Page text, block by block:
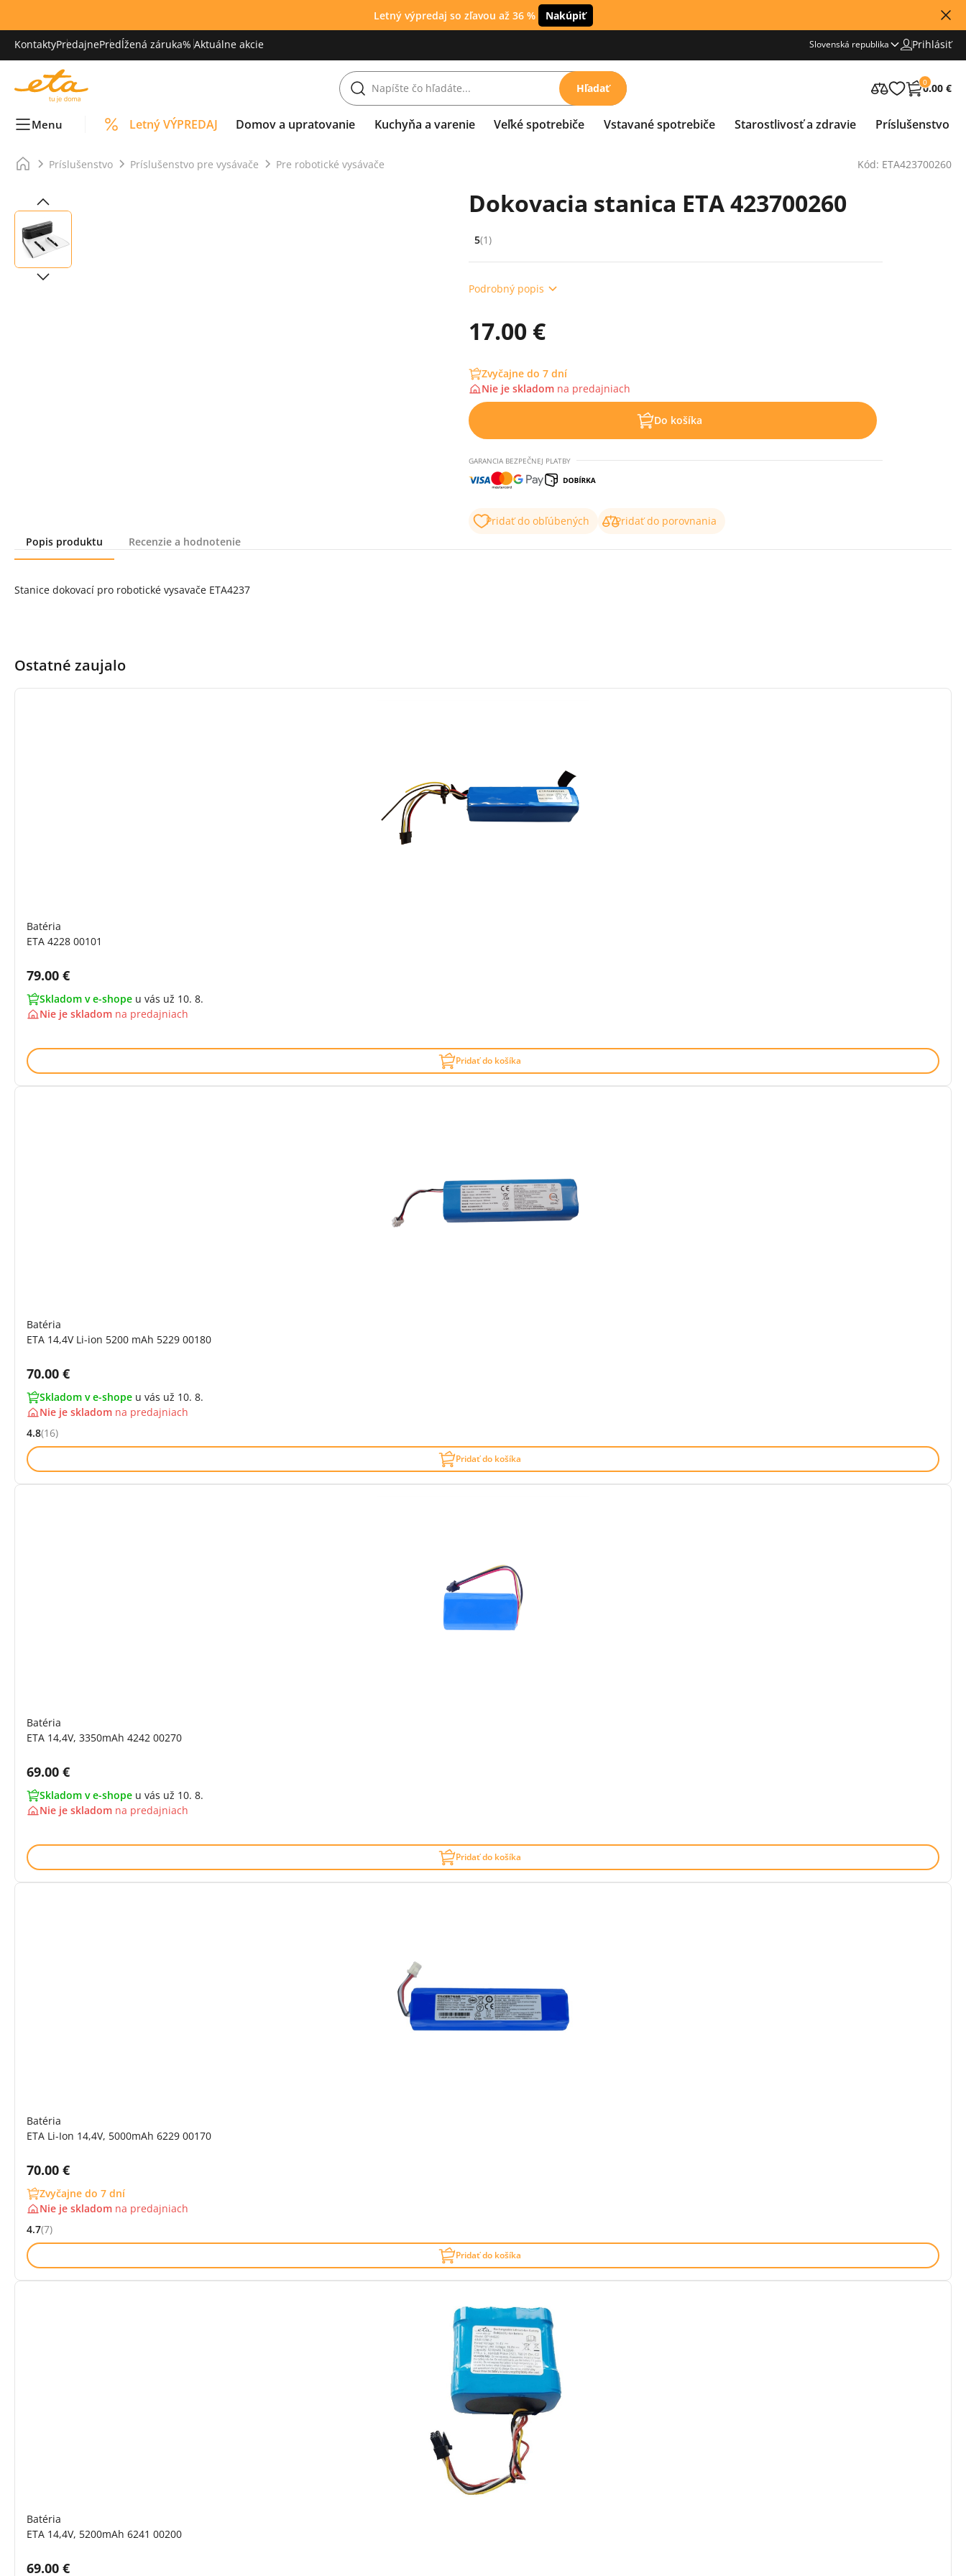
Letný výpredaj so zľavou až 36 % Nakúpiť
KontaktyPredajnePredĺžená záruka% Aktuálne akcie Slovenská republika Prihlásiť
Hľadať 0
0.00 €
Menu Letný VÝPREDAJ Domov a upratovanie Kuchyňa a varenie Veľké spotrebiče Vstavané spotrebiče Starostlivosť a zdravie Príslušenstvo
Príslušenstvo Príslušenstvo pre vysávače Pre robotické vysávače Kód: ETA423700260
Dokovacia stanica ETA 423700260
Hodnocení: 5 z 5 (1 recenzí)
5(1)
Podrobný popis
17.00 €
Zvyčajne do 7 dní
Nie je skladom na predajniach
Do košíka
GARANCIA BEZPEČNEJ PLATBY
Pridať do obľúbených
Pridať do porovnania
Popis produktu
Recenzie a hodnotenie
Stanice dokovací pro robotické vysavače ETA4237
Ostatné zaujalo
Batéria
ETA 4228 00101
Cena s DPH:
79.00 €
Skladom v e-shope u vás už 10. 8.
Nie je skladom na predajniach
Pridať do košíka
Batéria
ETA 14,4V Li-ion 5200 mAh 5229 00180
Cena s DPH:
70.00 €
Skladom v e-shope u vás už 10. 8.
Nie je skladom na predajniach
Hodnocení: 4.8 z 5 (16 recenzí)
4.8(16)
Pridať do košíka
Batéria
ETA 14,4V, 3350mAh 4242 00270
Cena s DPH:
69.00 €
Skladom v e-shope u vás už 10. 8.
Nie je skladom na predajniach
Pridať do košíka
Batéria
ETA Li-Ion 14,4V, 5000mAh 6229 00170
Cena s DPH:
70.00 €
Zvyčajne do 7 dní
Nie je skladom na predajniach
Hodnocení: 4.7 z 5 (7 recenzí)
4.7(7)
Pridať do košíka
Batéria
ETA 14,4V, 5200mAh 6241 00200
Cena s DPH:
69.00 €